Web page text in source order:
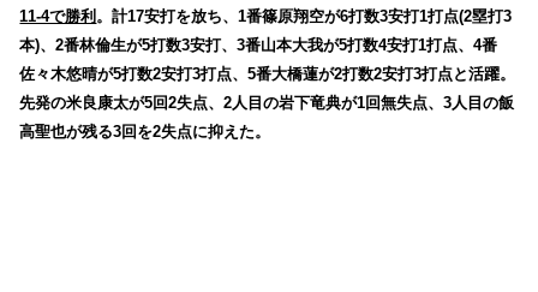
11-4で勝利 。計17安打を放ち、1番篠原翔空が6打数3安打1打点(2塁打3
本)、2番林倫生が5打数3安打、3番山本大我が5打数4安打1打点、4番
佐々木悠晴が5打数2安打3打点、5番大橋蓮が2打数2安打3打点と活躍。
先発の米良康太が5回2失点、2人目の岩下竜典が1回無失点、3人目の飯
高聖也が残る3回を2失点に抑えた。